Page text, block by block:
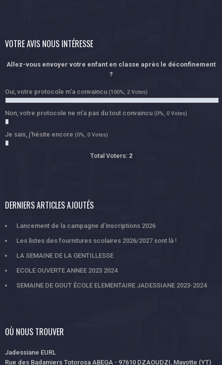
VOTRE AVIS NOUS INTÉRESSE
Allez-vous envoyer votre enfant en classe après le déconfinement
?
Oui, votre protocole m'a convaincu (100%, 2 Votes)
Non, votre protocole ne m'a pas du tout convaincu (0%, 0 Votes)
Je sais, j'hésite encore (0%, 0 Votes)
Total Voters: 2
DERNIERS ARTICLES AJOUTÉS
Lancement de la campagne d’inscriptions 2026
Les listes des fournitures scolaires 2026/2027 sont là !
LA SEMAINE DE LA GENTILLESSE
ECOLE OUVERTE ANNEE 2023 2024
SEMAINE DE GOUT ÉCOLE ELEMENTAIRE JADESSIANE 2023-2024
OÙ NOUS TROUVER
Jadessiane EURL
Rue des Badamiers Totorosa ABEGA - 97610 DZAOUDZI, Mayotte (YT)